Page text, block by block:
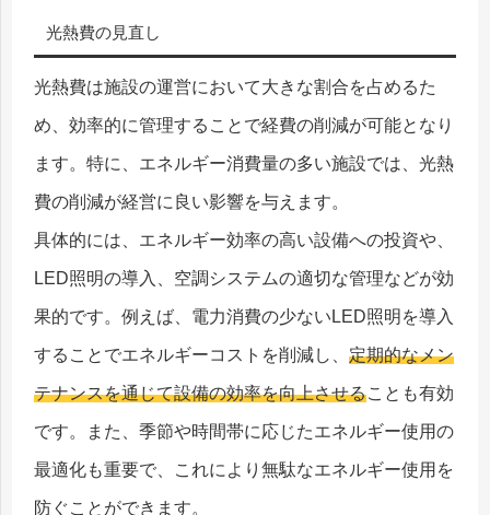
光熱費の見直し
光熱費は施設の運営において大きな割合を占めるた
め、効率的に管理することで経費の削減が可能となり
ます。特に、エネルギー消費量の多い施設では、光熱
費の削減が経営に良い影響を与えます。
具体的には、エネルギー効率の高い設備への投資や、
LED照明の導入、空調システムの適切な管理などが効
果的です。例えば、電力消費の少ないLED照明を導入
することでエネルギーコストを削減し、定期的なメン
テナンスを通じて設備の効率を向上させることも有効
です。また、季節や時間帯に応じたエネルギー使用の
最適化も重要で、これにより無駄なエネルギー使用を
防ぐことができます。